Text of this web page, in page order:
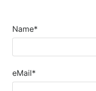
Name*
eMail*